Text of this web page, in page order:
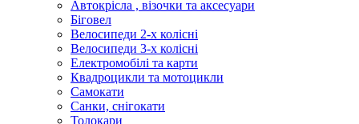
Автокрісла , візочки та аксесуари
Біговел
Велосипеди 2-х колісні
Велосипеди 3-х колісні
Електромобілі та карти
Квадроцикли та мотоцикли
Самокати
Санки, снігокати
Толокари